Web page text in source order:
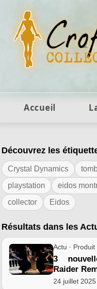
Figurines Lara
Accueil
Résultats de
Découvrez les
Crystal Dynamics
playstation
eidos
collector
Eidos
Résultats dans les
Actu · Produit
3
Raider
24 juillet 2025